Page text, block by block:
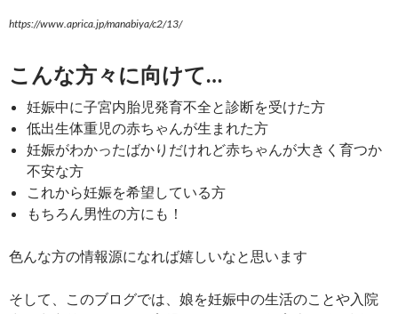
https://www.aprica.jp/manabiya/c2/13/
こんな方々に向けて…
妊娠中に子宮内胎児発育不全と診断を受けた方
低出生体重児の赤ちゃんが生まれた方
妊娠がわかったばかりだけれど赤ちゃんが大きく育つか
不安な方
これから妊娠を希望している方
もちろん男性の方にも！
色んな方の情報源になれば嬉しいなと思います
そして、このブログでは、娘を妊娠中の生活のことや入院